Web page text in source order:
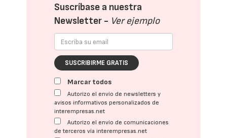
Suscríbase a nuestra
Newsletter - Ver ejemplo
SUSCRIBIRME GRATIS
Marcar todos
Autorizo el envío de newsletters y
avisos informativos personalizados de
interempresas.net
Autorizo el envío de comunicaciones
de terceros vía interempresas.net